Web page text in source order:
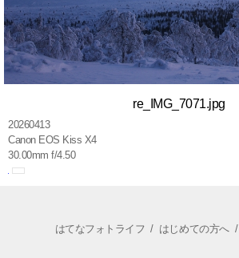
re_IMG_7071.jpg
20260413
Canon EOS Kiss X4
30.00mm f/4.50
はてなフォトライフ / はじめての方へ/